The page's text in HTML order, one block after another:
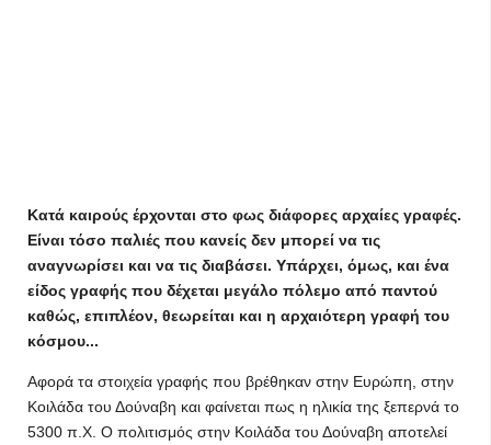
Κατά καιρούς έρχονται στο φως διάφορες αρχαίες γραφές.
Είναι τόσο παλιές που κανείς δεν μπορεί να τις
αναγνωρίσει και να τις διαβάσει. Υπάρχει, όμως, και ένα
είδος γραφής που δέχεται μεγάλο πόλεμο από παντού
καθώς, επιπλέον, θεωρείται και η αρχαιότερη γραφή του
κόσμου...
Αφορά τα στοιχεία γραφής που βρέθηκαν στην Ευρώπη, στην
Κοιλάδα του Δούναβη και φαίνεται πως η ηλικία της ξεπερνά το
5300 π.Χ. Ο πολιτισμός στην Κοιλάδα του Δούναβη αποτελεί